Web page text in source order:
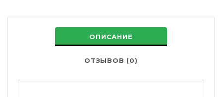
ОПИСАНИЕ
ОТЗЫВОВ (0)